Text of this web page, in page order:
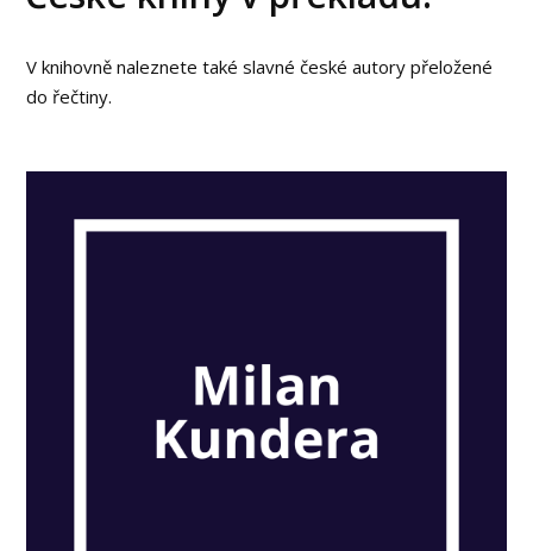
V knihovně naleznete také slavné české autory přeložené
do řečtiny.